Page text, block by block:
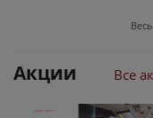
Акции Все